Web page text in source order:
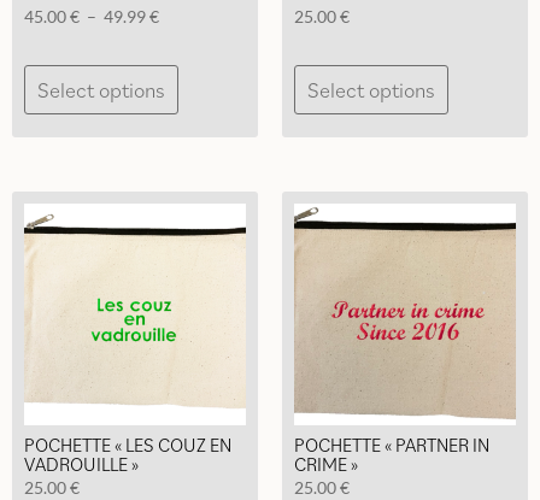
45.00€ – 49.99€Plage
prix :
45.00 €
Select options
Ce
a
Les
options
choisies
sur
page
du
produit
25.00€
Select options
POCHETTE « LES COUZ EN
VADROUILLE »
25.00€
POCHETTE « PARTNER IN
CRIME »
25.00€